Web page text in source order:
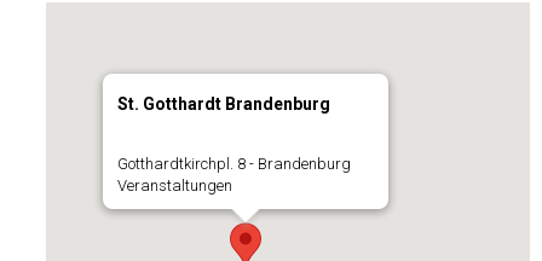
St. Gotthardt Brandenburg
Gotthardtkirchpl. 8 - Brandenburg
Veranstaltungen